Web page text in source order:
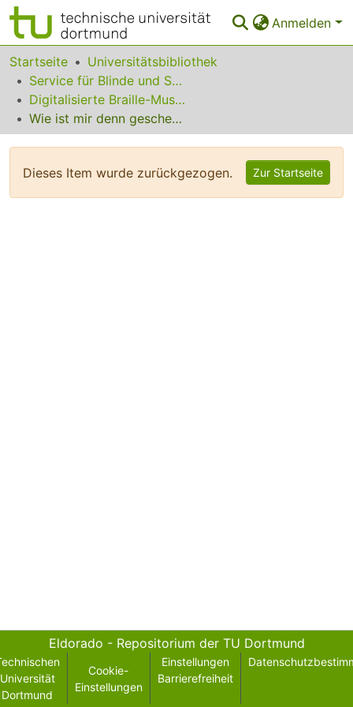
Anmelden
Bereiche & Sammlungen
Das gesamte Repositorium
Statistiken
Startseite
Universitätsbibliothek
Service für Blinde und Sehbehinderte
Digitalisierte Braille-Musik-Matrizen des VzfB
Wie ist mir denn geschehen?
Dieses Item wurde zurückgezogen. Zur Startseite
Eldorado - Repositorium der TU Dortmund
Universität
Dortmund
Cookie-
Einstellungen
Einstellungen
Barrierefreiheit